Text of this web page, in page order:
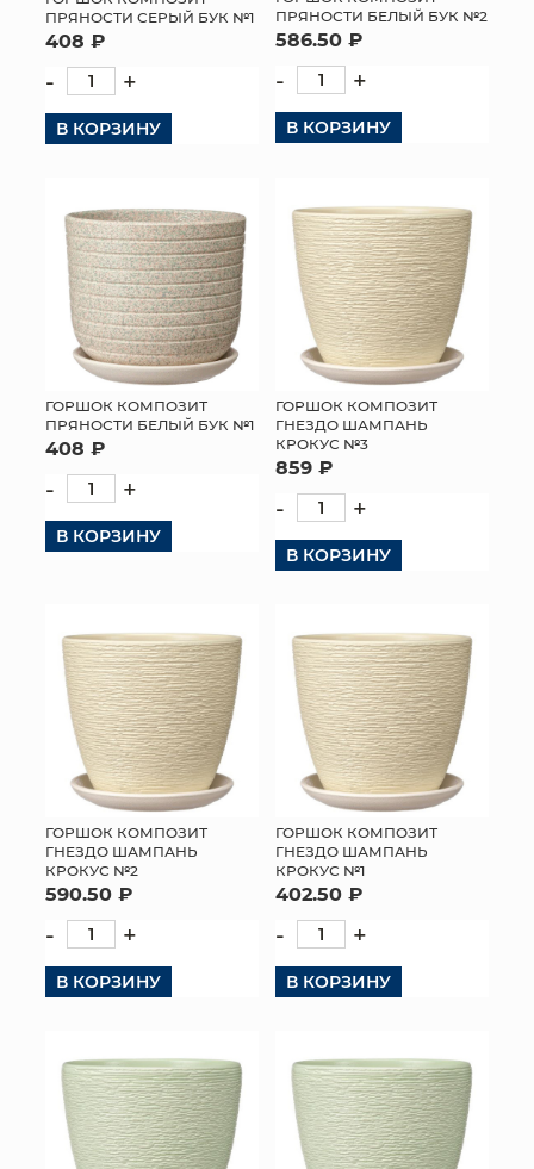
ПРЯНОСТИ СЕРЫЙ БУК №1
408 ₽
- +
В КОРЗИНУ
ПРЯНОСТИ БЕЛЫЙ БУК №2
586.50 ₽
- +
В КОРЗИНУ
ГОРШОК КОМПОЗИТ
ПРЯНОСТИ БЕЛЫЙ БУК №1
408 ₽
- +
В КОРЗИНУ
ГОРШОК КОМПОЗИТ
ГНЕЗДО ШАМПАНЬ
КРОКУС №3
859 ₽
- +
В КОРЗИНУ
ГОРШОК КОМПОЗИТ
ГНЕЗДО ШАМПАНЬ
КРОКУС №2
590.50 ₽
- +
В КОРЗИНУ
ГОРШОК КОМПОЗИТ
ГНЕЗДО ШАМПАНЬ
КРОКУС №1
402.50 ₽
- +
В КОРЗИНУ